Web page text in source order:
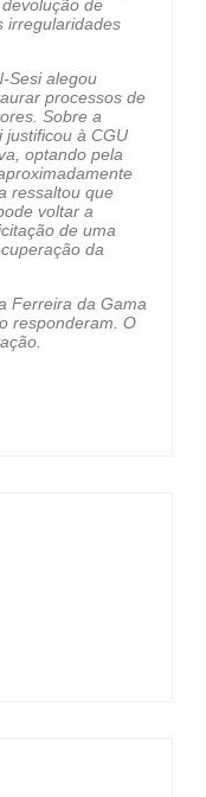
devolução de
irregularidades
Sesi alegou
processos de
Sobre a
justificou à CGU
optando pela
ressaltou que
voltar a
de uma
da
Ferreira da Gama
responderam. O